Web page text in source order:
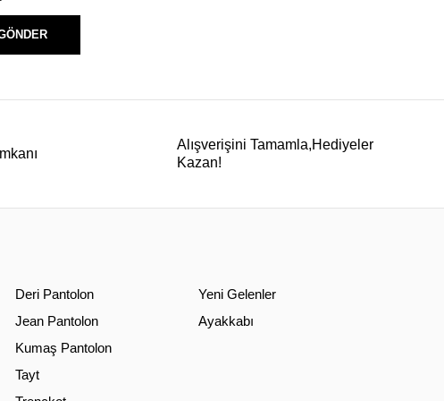
Alışverişini Tamamla,Hediyeler
Kazan!
Deri Pantolon
Jean Pantolon
Kumaş Pantolon
Tayt
Yeni Gelenler
Ayakkabı